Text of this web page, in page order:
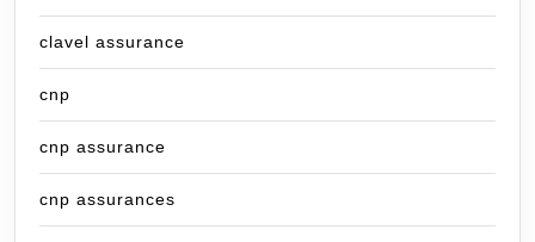
clavel assurance
cnp
cnp assurance
cnp assurances